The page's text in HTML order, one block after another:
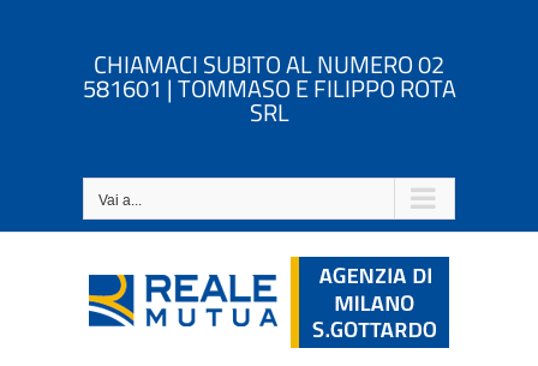
CHIAMACI SUBITO AL NUMERO 02
581601 | TOMMASO E FILIPPO ROTA
SRL
Vai a...